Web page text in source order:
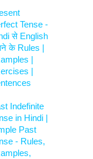
Tense -
से English
के Rules |
|
|
Indefinite
in Hindi |
Past
- Rules,